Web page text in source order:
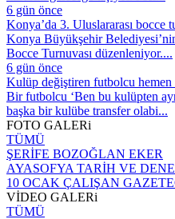
6 gün önce
Konya’da 3. Uluslararası bocce
Konya Büyükşehir
Bocce Turnuvası düzenleniyor....
6 gün önce
Kulüp değiştiren futbolcu
Bir futbolcu ‘Ben bu kulüpten
başka bir kulübe transfer olabi...
FOTO GALERi
TÜMÜ
ŞERİFE BOZOĞLAN EKER
AYASOFYA TARİH VE
10 OCAK ÇALIŞAN
VİDEO GALERi
TÜMÜ